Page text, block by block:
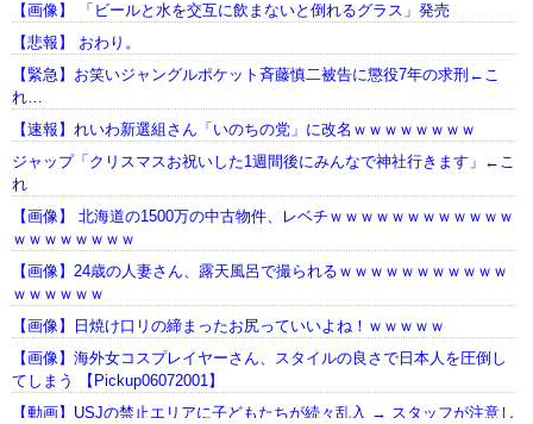
【画像】 「ビールと水を交互に飲まないと倒れるグラス」発売
【悲報】 おわり。
【緊急】お笑いジャングルポケット斉藤慎二被告に懲役7年の求刑←こ
れ…
【速報】れいわ新選組さん「いのちの党」に改名ｗｗｗｗｗｗｗｗ
ジャップ「クリスマスお祝いした1週間後にみんなで神社行きます」←こ
れ
【画像】 北海道の1500万の中古物件、レベチｗｗｗｗｗｗｗｗｗｗｗｗ
ｗｗｗｗｗｗｗｗ
【画像】24歳の人妻さん、露天風呂で撮られるｗｗｗｗｗｗｗｗｗｗｗ
ｗｗｗｗｗｗ
【画像】日焼け口リの締まったお尻っていいよね！ｗｗｗｗｗ
【画像】海外女コスプレイヤーさん、スタイルの良さで日本人を圧倒し
てしまう 【Pickup06072001】
【動画】USJの禁止エリアに子どもたちが続々乱入 → スタッフが注意し